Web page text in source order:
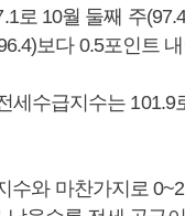
로 10월 둘째 주
보다 0.5포인트
세수급지수는
수와 마찬가지로